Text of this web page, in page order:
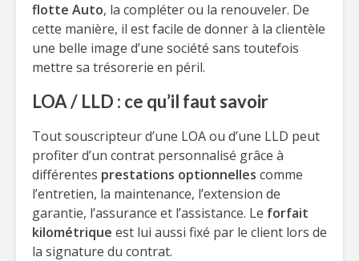
flotte Auto, la compléter ou la renouveler. De
cette manière, il est facile de donner à la clientèle
une belle image d’une société sans toutefois
mettre sa trésorerie en péril.
LOA / LLD : ce qu’il faut savoir
Tout souscripteur d’une LOA ou d’une LLD peut
profiter d’un contrat personnalisé grâce à
différentes prestations optionnelles comme
l’entretien, la maintenance, l’extension de
garantie, l’assurance et l’assistance. Le forfait
kilométrique est lui aussi fixé par le client lors de
la signature du contrat.